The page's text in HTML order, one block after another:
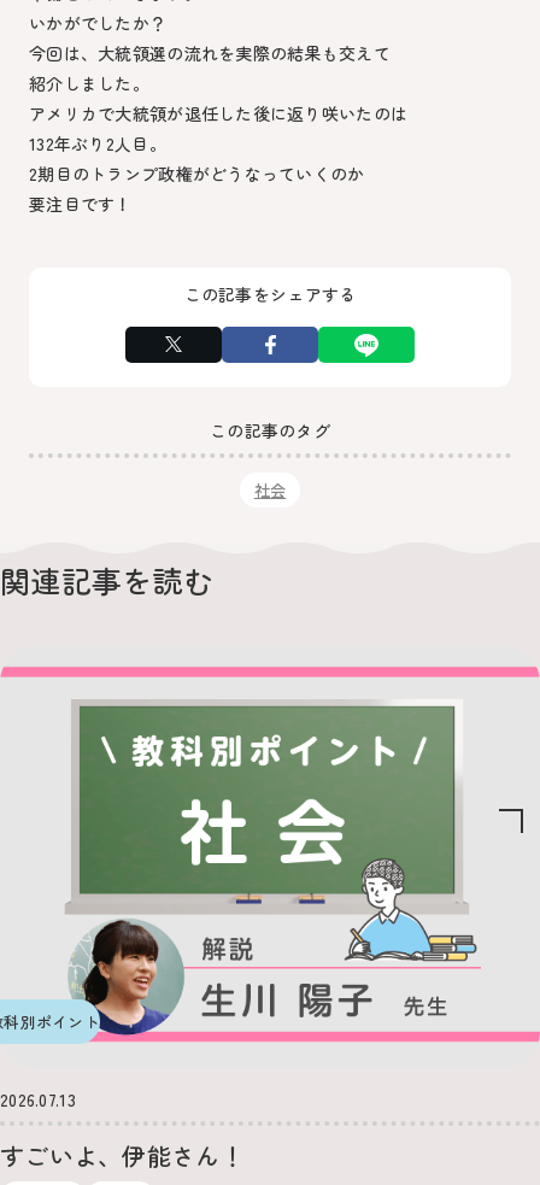
いかがでしたか？
今回は、大統領選の流れを実際の結果も交えて
紹介しました。
アメリカで大統領が退任した後に返り咲いたのは
132年ぶり2人目。
2期目のトランプ政権がどうなっていくのか
要注目です！
この記事をシェアする
この記事のタグ
社会
関連記事を読む
科別ポイント
2026.07.13
すごいよ、伊能さん！